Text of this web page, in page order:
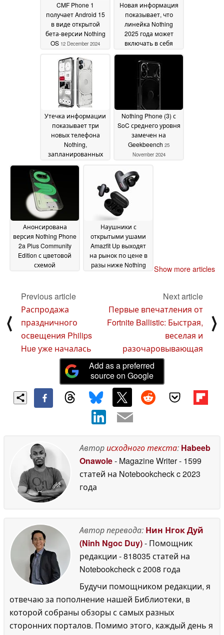
CMF Phone 1
получает Android 15
в виде открытой
бета-версии Nothing
OS 12 December 2024
Новая информация
показывает, что
линейка Nothing
2025 года может
включать в себя
(3a) и новый
телефон CMF
December 2024
Утечка информации
показывает три
новых телефона
Nothing,
запланированных
2025 года
Nothing Phone (3) с
SoC среднего уровня
замечен на
Geekbeench 25
November 2024
Анонсирована
версия Nothing Phone
2a Plus Community
Edition с цветовой
схемой
Наушники с
открытыми ушами
Amazfit Up выходят
на рынок по цене в
разы ниже Nothing
Show more articles
⟨
Previous article
Распродажа
праздничного
освещения Philips
Hue уже началась
Next article
Первые впечатления от
Fortnite Ballistic: Быстрая,
веселая и
разочаровывающая
⟩
Add as a preferred
source on Google
Авторисходного текста: Habeeb
Onawole- Magazine Writer- 1599
статей на Notebookcheckc 2023
года
Автор перевода: Нин Нгок Дуй
(Ninh Ngoc Duy)- Помощник
редакции - 818035 статей на
Notebookcheckc 2008 года
Будучи помощником редакции, я
отвечаю за пополнение нашей Библиотеки, в
которой собраны обзоры с самых разных
сторонних порталов. Помимо этого, каждый день я